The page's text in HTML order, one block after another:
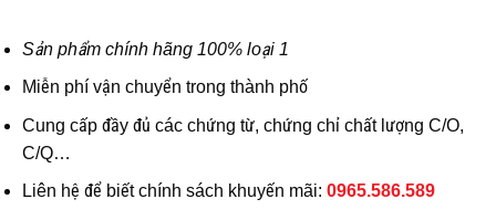
Sản phẩm chính hãng 100% loại 1
Miễn phí vận chuyển trong thành phố
Cung cấp đầy đủ các chứng từ, chứng chỉ chất lượng C/O,
C/Q…
Liên hệ để biết chính sách khuyến mãi: 0965.586.589